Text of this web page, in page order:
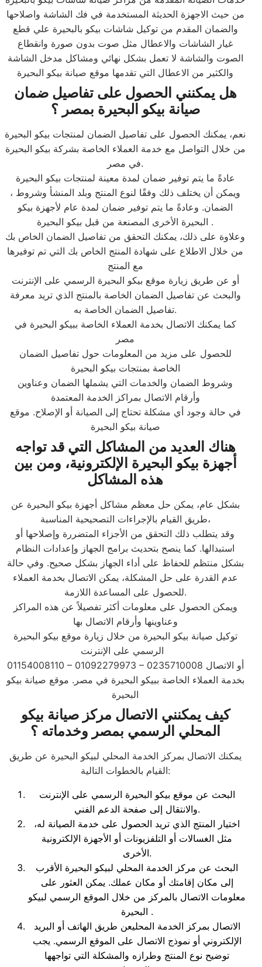
من حيث الاجهزة الحديثة المستخدمة في فك الشاشة واصلاحها
والضمان المقدم من توكيل شاشات بيكو بالبحيرة علي قطع
غيار الشاشات والاعطال مثل صوت بدون صورة وانقطاع
الصوت والشاشة لا تعمل بشكل نهائي ومشاكل مدخل الشاشة
والكثير من الاعطال التي تقدمها موقع صيانة بيكو البحيرة
هل يمكنني الحصول على تفاصيل ضمان
صيانة بيكو البحيرة بمصر ؟
نعم، يمكنك الحصول على تفاصيل الضمان لمنتجات بيكو البحيرة
من خلال التواصل مع خدمة العملاء الخاصة بشركة بيكو البحيرة
في مصر.
عادةً ما يتم توفير ضمان لمدة معينة لمنتجات بيكو البحيرة
، ويمكن أن يختلف ذلك وفقًا لنوع المنتج وبلد المنشأ وشروط
الضمان. وعادةً ما يتم توفير ضمان لمدة عام لأجهزة بيكو
البحيرة الأخرى المصنعة من قبل بيكو البحيرة .
وعلاوة على ذلك، يمكنك التحقق من تفاصيل الضمان الخاص بك
من خلال الاطلاع على شهادة المنتج الخاص بك التي تم توفيرها
مع المنتج
أو عن طريق زيارة موقع بيكو البحيرة الرسمي على الإنترنت
والبحث عن تفاصيل الضمان الخاصة بالمنتج الذي تريد معرفة
تفاصيل الضمان الخاصة به.
كما يمكنك الاتصال بخدمة العملاء الخاصة ببيكو البحيرة في
مصر
للحصول على مزيد من المعلومات حول تفاصيل الضمان
الخاصة بمنتجات بيكو البحيرة
وشروط الضمان والخدمات التي يشملها الضمان وعناوين
وأرقام الاتصال بمراكز الخدمة المعتمدة
في حالة وجود أي مشكلة تحتاج إلى الصيانة أو الإصلاح. موقع
صيانة بيكو البحيرة
هناك العديد من المشاكل التي قد تواجه
أجهزة بيكو البحيرة الإلكترونية، ومن بين
هذه المشاكل
بشكل عام، يمكن حل معظم مشاكل أجهزة بيكو البحيرة عن
طريق القيام بالإجراءات التصحيحية المناسبة،
وقد يتطلب ذلك التحقق من الأجزاء المتضررة وإصلاحها أو
استبدالها. كما ينصح بتحديث برامج الجهاز وإعدادات النظام
بشكل منتظم للحفاظ على أداء الجهاز بشكل صحيح. وفي حالة
عدم القدرة على حل المشكلة، يمكن الاتصال بخدمة العملاء
للحصول على المساعدة اللازمة.
ويمكن الحصول على معلومات أكثر تفصيلاً عن هذه المراكز
وعناوينها وأرقام الاتصال بها
توكيل صيانة بيكو البحيرة من خلال زيارة موقع بيكو البحيرة
الرسمي على الإنترنت
01154008110 – 01092279973 – 0235710008 أو الاتصال
بخدمة العملاء الخاصة ببيكو البحيرة في مصر. موقع صيانة بيكو
البحيرة
كيف يمكنني الاتصال مركز صيانة بيكو
المحلي الرسمي بمصر وخدماته ؟
يمكنك الاتصال بمركز الخدمة المحلي لبيكو البحيرة عن طريق
القيام بالخطوات التالية:
البحث عن موقع بيكو البحيرة الرسمي على الإنترنت
والانتقال إلى صفحة الدعم الفني.
اختيار المنتج الذي تريد الحصول على خدمة الصيانة له،
مثل الغسالات أو التلفزيونات أو الأجهزة الإلكترونية
الأخرى.
البحث عن مركز الخدمة المحلي لبيكو البحيرة الأقرب
إلى مكان إقامتك أو مكان عملك. يمكن العثور على
معلومات الاتصال بالمركز من خلال الموقع الرسمي لبيكو
البحيرة .
الاتصال بمركز الخدمة المحليعن طريق الهاتف أو البريد
الإلكتروني أو نموذج الاتصال على الموقع الرسمي. يجب
توضيح نوع المنتج وطرازه والمشكلة التي تواجهها